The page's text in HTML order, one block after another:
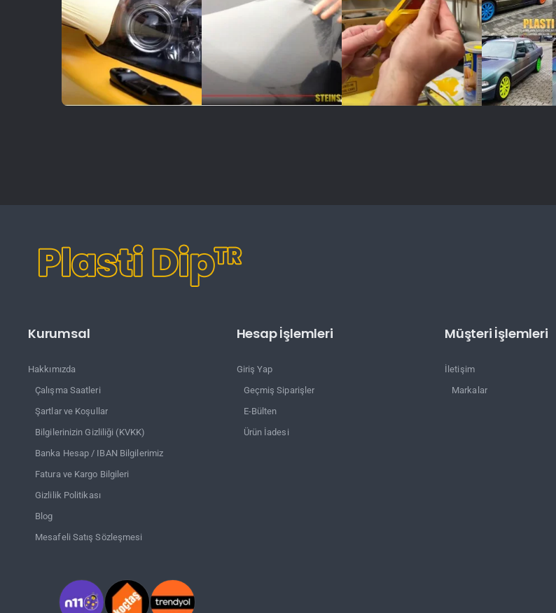
Kurumsal
Hakkımızda
Çalışma Saatleri
Şartlar ve Koşullar
Bilgilerinizin Gizliliği (KVKK)
Banka Hesap / IBAN Bilgilerimiz
Fatura ve Kargo Bilgileri
Gizlilik Politikası
Blog
Mesafeli Satış Sözleşmesi
Hesap İşlemleri
Giriş Yap
Geçmiş Siparişler
E-Bülten
Ürün İadesi
Müşteri İşlemleri
İletişim
Markalar